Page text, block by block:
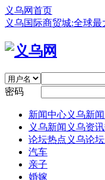
义乌网首页
义乌国际商贸城:全球
密码
新闻中心义乌新
义乌新闻 义乌资
论坛热点 义乌论
汽车
亲子
婚嫁